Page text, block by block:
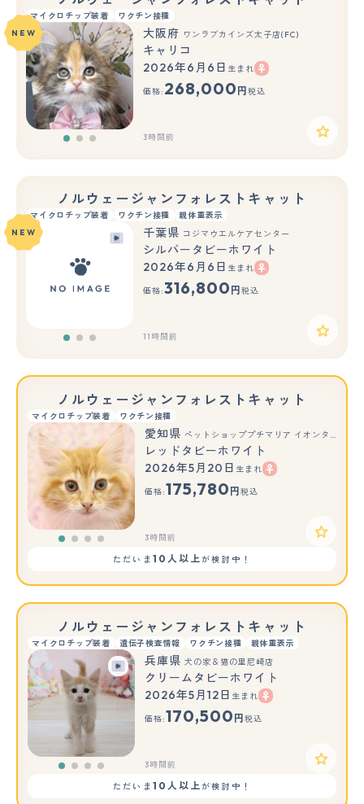
マイクロチップ装着 ワクチン接種
もっと見る
NEW 大阪府 ワンラブカインズ太子店(FC)
キャリコ
2026年6月6日 生まれ
価格: 268,000 円 税込
3時間前
ノルウェージャンフォレストキャット
マイクロチップ装着 ワクチン接種 親体重表示
もっと見る
NEW 千葉県 コジマウエルケアセンター
シルバータビーホワイト
2026年6月6日 生まれ
価格:316,800 円 税込
11時間前
ノルウェージャンフォレストキャット
マイクロチップ装着 ワクチン接種
愛知県 ペットショッププチマリア イオンタウン弥富店
レッドタビーホワイト
2026年5月20日 生まれ
価格:175,780 円 税込
3時間前
ただいま 10人以上が検討中！
ノルウェージャンフォレストキャット
マイクロチップ装着 遺伝子検査情報 ワクチン接種 親体重表示
兵庫県 犬の家＆猫の里尼崎店
クリームタビーホワイト
2026年5月12日 生まれ
価格:170,500 円 税込
3時間前
ただいま 10人以上が検討中！